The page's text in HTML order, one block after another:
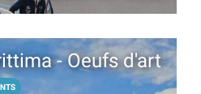
de l'industrie du
- Oeufs d'art